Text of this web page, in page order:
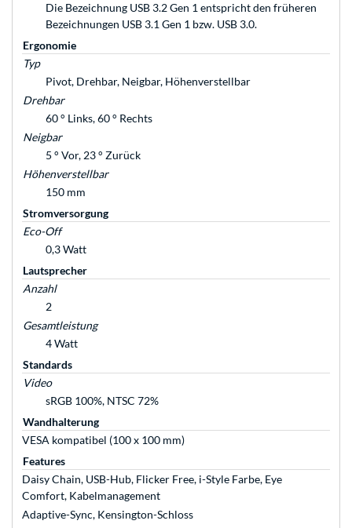
Die Bezeichnung USB 3.2 Gen 1 entspricht den früheren
Bezeichnungen USB 3.1 Gen 1 bzw. USB 3.0.
Ergonomie
Typ
Pivot, Drehbar, Neigbar, Höhenverstellbar
Drehbar
60 ° Links, 60 ° Rechts
Neigbar
5 ° Vor, 23 ° Zurück
Höhenverstellbar
150 mm
Stromversorgung
Eco-Off
0,3 Watt
Lautsprecher
Anzahl
2
Gesamtleistung
4 Watt
Standards
Video
sRGB 100%, NTSC 72%
Wandhalterung
VESA kompatibel (100 x 100 mm)
Features
Daisy Chain, USB-Hub, Flicker Free, i-Style Farbe, Eye
Comfort, Kabelmanagement
Adaptive-Sync, Kensington-Schloss